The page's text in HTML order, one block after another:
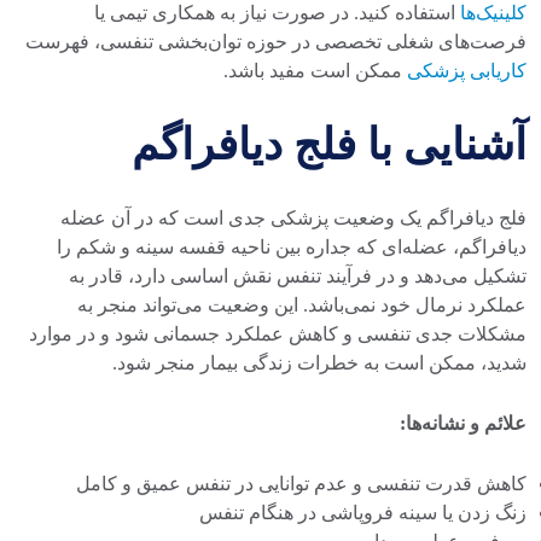
کلینیک‌ها استفاده کنید. در صورت نیاز به همکاری تیمی یا
فرصت‌های شغلی تخصصی در حوزه توان‌بخشی تنفسی، فهرست
کاریابی پزشکی ممکن است مفید باشد.
آشنایی با فلج دیافراگم
فلج دیافراگم یک وضعیت پزشکی جدی است که در آن عضله
دیافراگم، عضله‌ای که جداره بین ناحیه قفسه سینه و شکم را
تشکیل می‌دهد و در فرآیند تنفس نقش اساسی دارد، قادر به
عملکرد نرمال خود نمی‌باشد. این وضعیت می‌تواند منجر به
مشکلات جدی تنفسی و کاهش عملکرد جسمانی شود و در موارد
شدید، ممکن است به خطرات زندگی بیمار منجر شود.
علائم و نشانه‌ها:
کاهش قدرت تنفسی و عدم توانایی در تنفس عمیق و کامل
زنگ زدن یا سینه فروپاشی در هنگام تنفس